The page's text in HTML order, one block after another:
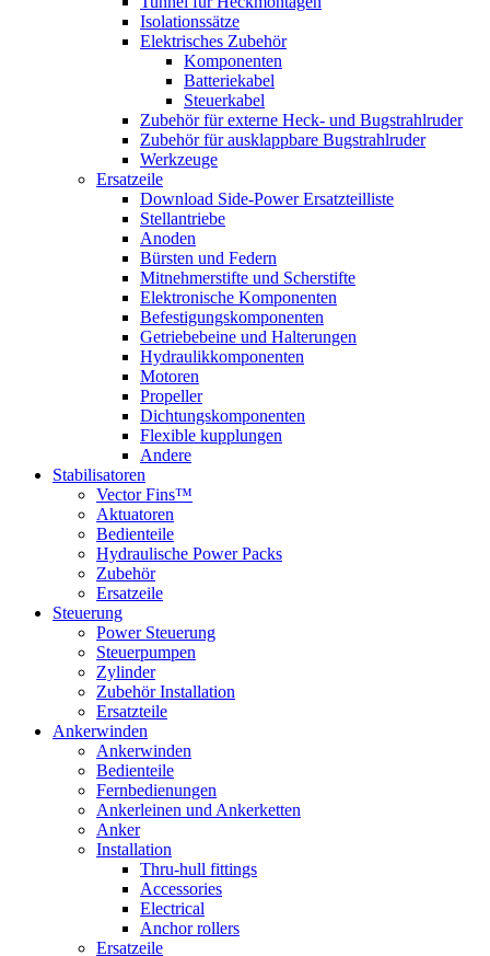
Isolationssätze
Elektrisches Zubehör
Komponenten
Batteriekabel
Steuerkabel
Zubehör für externe Heck- und Bugstrahlruder
Zubehör für ausklappbare Bugstrahlruder
Werkzeuge
Ersatzeile
Download Side-Power Ersatzteilliste
Stellantriebe
Anoden
Bürsten und Federn
Mitnehmerstifte und Scherstifte
Elektronische Komponenten
Befestigungskomponenten
Getriebebeine und Halterungen
Hydraulikkomponenten
Motoren
Propeller
Dichtungskomponenten
Flexible kupplungen
Andere
Stabilisatoren
Vector Fins™
Aktuatoren
Bedienteile
Hydraulische Power Packs
Zubehör
Ersatzeile
Steuerung
Power Steuerung
Steuerpumpen
Zylinder
Zubehör Installation
Ersatzteile
Ankerwinden
Ankerwinden
Bedienteile
Fernbedienungen
Ankerleinen und Ankerketten
Anker
Installation
Thru-hull fittings
Accessories
Electrical
Anchor rollers
Ersatzeile